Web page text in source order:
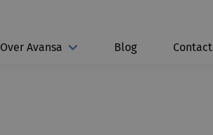
Over Avansa Blog Contact